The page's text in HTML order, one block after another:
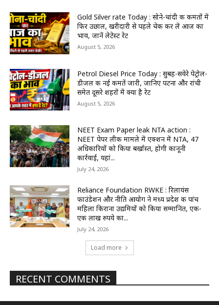
Gold Silver rate Today : सोने-चांदी की कीमतों में
फिर उछाल, खरीदारी से पहले चेक कर लें आज का
भाव, जानें लेटेस्ट रेट
August 5, 2026
Petrol Diesel Price Today : सुबह-सवेरे पेट्रोल-
डीजल की नई कीमतें जारी, जानिए पटना और रांची
समेत दूसरे शहरों में क्या है रेट
August 5, 2026
NEET Exam Paper leak NTA action :
NEET पेपर लीक मामले में एक्शन में NTA, 47
अधिकारियों को किया बर्खास्त, होगी कानूनी
कार्रवाई, यहां...
July 24, 2026
Reliance Foundation RWKE : रिलायंस
फाउंडेशन और नीति आयोग ने मध्य प्रदेश की पांच
महिला किराना उद्यमियों को किया सम्मानित, एक-
एक लाख रुपये का...
July 24, 2026
Load more
RECENT COMMENTS